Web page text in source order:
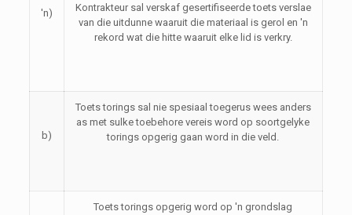
'n)
Kontrakteur sal verskaf gesertifiseerde toets verslae
van die uitdunne waaruit die materiaal is gerol en 'n
rekord wat die hitte waaruit elke lid is verkry.
b)
Toets torings sal nie spesiaal toegerus wees anders
as met sulke toebehore vereis word op soortgelyke
torings opgerig gaan word in die veld.
Toets torings opgerig word op 'n grondslag